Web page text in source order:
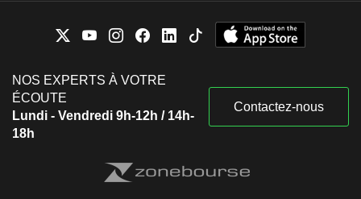
NOS EXPERTS À VOTRE
ÉCOUTE
Lundi - Vendredi 9h-12h / 14h-
18h
Contactez-nous